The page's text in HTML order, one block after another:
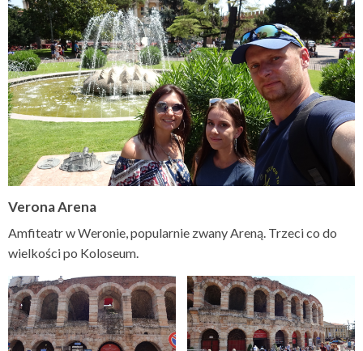
Verona Arena
Amfiteatr w Weronie, popularnie zwany Areną. Trzeci co do
wielkości po Koloseum.